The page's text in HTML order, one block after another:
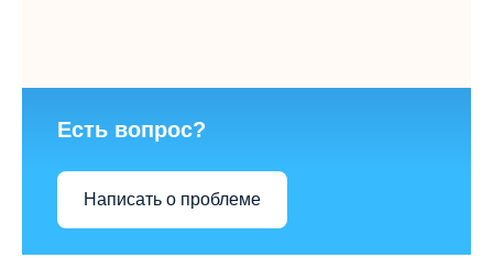
Есть вопрос?
Написать о проблеме